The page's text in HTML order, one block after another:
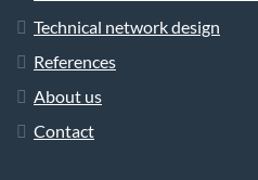
Technical network design
References
About us
Contact